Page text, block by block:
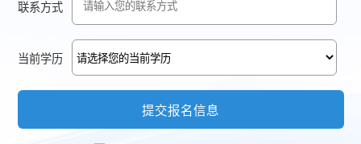
联系方式
当前学历
提交报名信息